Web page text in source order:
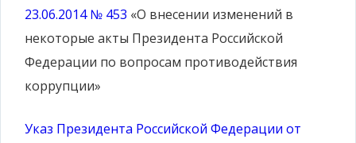
23.06.2014 № 453 «О внесении изменений в
некоторые акты Президента Российской
Федерации по вопросам противодействия
коррупции»
Указ Президента Российской Федерации от